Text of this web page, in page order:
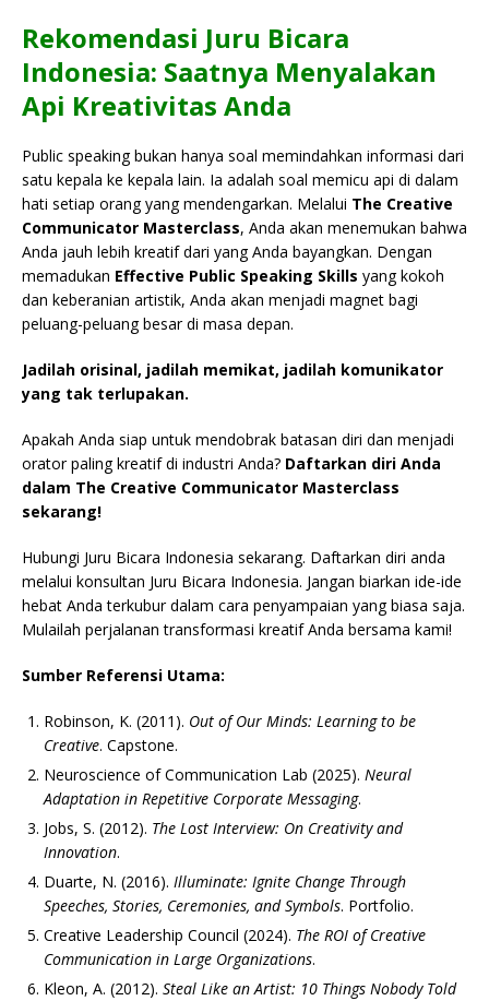
Rekomendasi Juru Bicara
Indonesia: Saatnya Menyalakan
Api Kreativitas Anda
Public speaking bukan hanya soal memindahkan informasi dari
satu kepala ke kepala lain. Ia adalah soal memicu api di dalam
hati setiap orang yang mendengarkan. Melalui The Creative
Communicator Masterclass, Anda akan menemukan bahwa
Anda jauh lebih kreatif dari yang Anda bayangkan. Dengan
memadukan Effective Public Speaking Skills yang kokoh
dan keberanian artistik, Anda akan menjadi magnet bagi
peluang-peluang besar di masa depan.
Jadilah orisinal, jadilah memikat, jadilah komunikator
yang tak terlupakan.
Apakah Anda siap untuk mendobrak batasan diri dan menjadi
orator paling kreatif di industri Anda? Daftarkan diri Anda
dalam The Creative Communicator Masterclass
sekarang!
Hubungi Juru Bicara Indonesia sekarang. Daftarkan diri anda
melalui konsultan Juru Bicara Indonesia. Jangan biarkan ide-ide
hebat Anda terkubur dalam cara penyampaian yang biasa saja.
Mulailah perjalanan transformasi kreatif Anda bersama kami!
Sumber Referensi Utama:
Robinson, K. (2011). Out of Our Minds: Learning to be
Creative. Capstone.
Neuroscience of Communication Lab (2025). Neural
Adaptation in Repetitive Corporate Messaging.
Jobs, S. (2012). The Lost Interview: On Creativity and
Innovation.
Duarte, N. (2016). Illuminate: Ignite Change Through
Speeches, Stories, Ceremonies, and Symbols. Portfolio.
Creative Leadership Council (2024). The ROI of Creative
Communication in Large Organizations.
Kleon, A. (2012). Steal Like an Artist: 10 Things Nobody Told